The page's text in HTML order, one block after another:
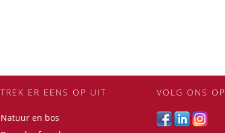
TREK ER EENS OP UIT
Natuur en bos
VOLG ONS OP